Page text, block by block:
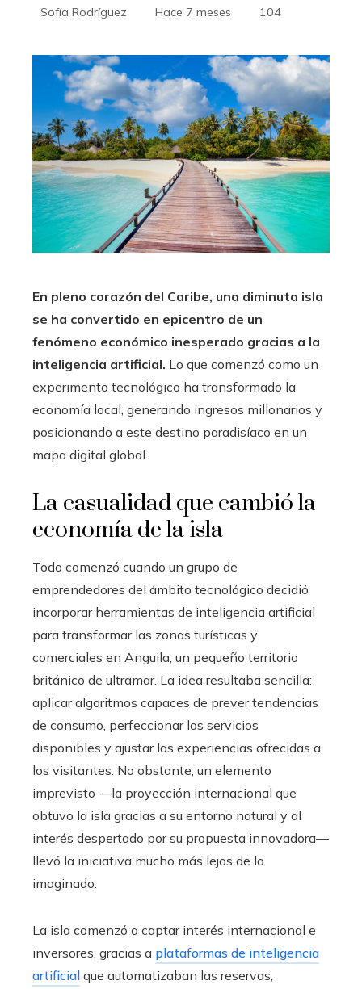
Sofía Rodríguez Hace 7 meses 104
En pleno corazón del Caribe, una diminuta isla
se ha convertido en epicentro de un
fenómeno económico inesperado gracias a la
inteligencia artificial. Lo que comenzó como un
experimento tecnológico ha transformado la
economía local, generando ingresos millonarios y
posicionando a este destino paradisíaco en un
mapa digital global.
La casualidad que cambió la
economía de la isla
Todo comenzó cuando un grupo de
emprendedores del ámbito tecnológico decidió
incorporar herramientas de inteligencia artificial
para transformar las zonas turísticas y
comerciales en Anguila, un pequeño territorio
británico de ultramar. La idea resultaba sencilla:
aplicar algoritmos capaces de prever tendencias
de consumo, perfeccionar los servicios
disponibles y ajustar las experiencias ofrecidas a
los visitantes. No obstante, un elemento
imprevisto —la proyección internacional que
obtuvo la isla gracias a su entorno natural y al
interés despertado por su propuesta innovadora—
llevó la iniciativa mucho más lejos de lo
imaginado.
La isla comenzó a captar interés internacional e
inversores, gracias a plataformas de inteligencia
artificial que automatizaban las reservas,